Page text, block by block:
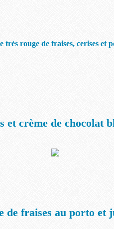
très rouge de fraises, cerises et
et crème de chocolat
de fraises au porto et